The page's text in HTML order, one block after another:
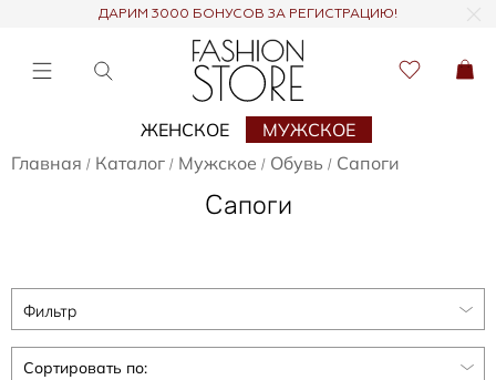
ДАРИМ 3000 БОНУСОВ ЗА РЕГИСТРАЦИЮ!
ЖЕНСКОЕ
МУЖСКОЕ
Главная / Каталог / Мужское / Обувь / Сапоги
Сапоги
Фильтр
Сортировать по: